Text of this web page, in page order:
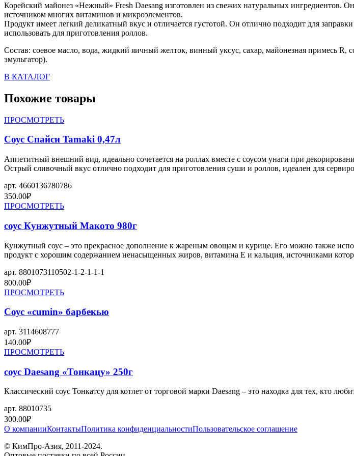
Корейский майонез «Нежный» Fresh Daesang изготовлен из свежих натуральных ингредиентов.
источником многих витаминов и микроэлементов.
Продукт имеет легкий деликатный вкус и отличается густотой. Он отлично подходит для
использовать для приготовления роллов.
Состав: соевое масло, вода, жидкий яичный желток, винный уксус, сахар, майонезная примесь R,
эмульгатор).
В КАТАЛОГ
Похожие товары
ПРОСМОТРЕТЬ
Соус Спайси Tamaki 0,47л
Аппетитный внешний вид, идеально сочетается на роллах вместе с соусом унаги при
Острый сливочный вкус отлично подходит для приготовления суши и роллов, идеален для
арт. 4660136780786
350.00₽
ПРОСМОТРЕТЬ
соус Кунжутный Макото 980г
Кунжутный соус – это прекрасное дополнение к жареным овощам и курице. Его можно также
продукт с хорошим содержанием ненасыщенных жиров, витамина Е и кальция, источниками
арт. 8801073110502-1-2-1-1-1
800.00₽
ПРОСМОТРЕТЬ
Соус «cumin» барбекью
арт. 3114608777
140.00₽
ПРОСМОТРЕТЬ
соус Daesang «Тонкацу» 250г
Классический соус Тонкатсу для котлет от торговой марки Daesang – это находка для тех, кто
арт. 88010735
300.00₽
О компанииКонтактыПолитика конфиденциальностиПользовательское соглашение
© КимПро-Азия, 2011-2024.